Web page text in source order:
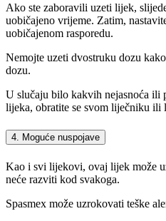
Ako ste zaboravili uzeti lijek,
uobičajeno vrijeme. Zatim,
uobičajenom rasporedu.
Nemojte uzeti dvostruku dozu
dozu.
U slučaju bilo kakvih nejasnoća ili
lijeka, obratite se svom liječniku ili
4. Moguće nuspojave
Kao i svi lijekovi, ovaj lijek može
neće razviti kod svakoga.
Spasmex može uzrokovati teške